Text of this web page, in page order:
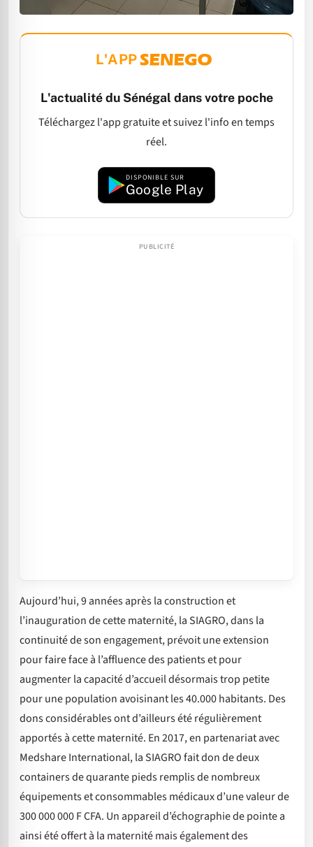
L'APP
L'actualité du Sénégal dans votre poche
Téléchargez l'app gratuite et suivez l'info en temps
réel.
DISPONIBLE SUR
Google Play
Aujourd’hui, 9 années après la construction et
l’inauguration de cette maternité, la SIAGRO, dans la
continuité de son engagement, prévoit une extension
pour faire face à l’affluence des patients et pour
augmenter la capacité d’accueil désormais trop petite
pour une population avoisinant les 40.000 habitants. Des
dons considérables ont d’ailleurs été régulièrement
apportés à cette maternité. En 2017, en partenariat avec
Medshare International, la SIAGRO fait don de deux
containers de quarante pieds remplis de nombreux
équipements et consommables médicaux d’une valeur de
300 000 000 F CFA. Un appareil d’échographie de pointe a
ainsi été offert à la maternité mais également des